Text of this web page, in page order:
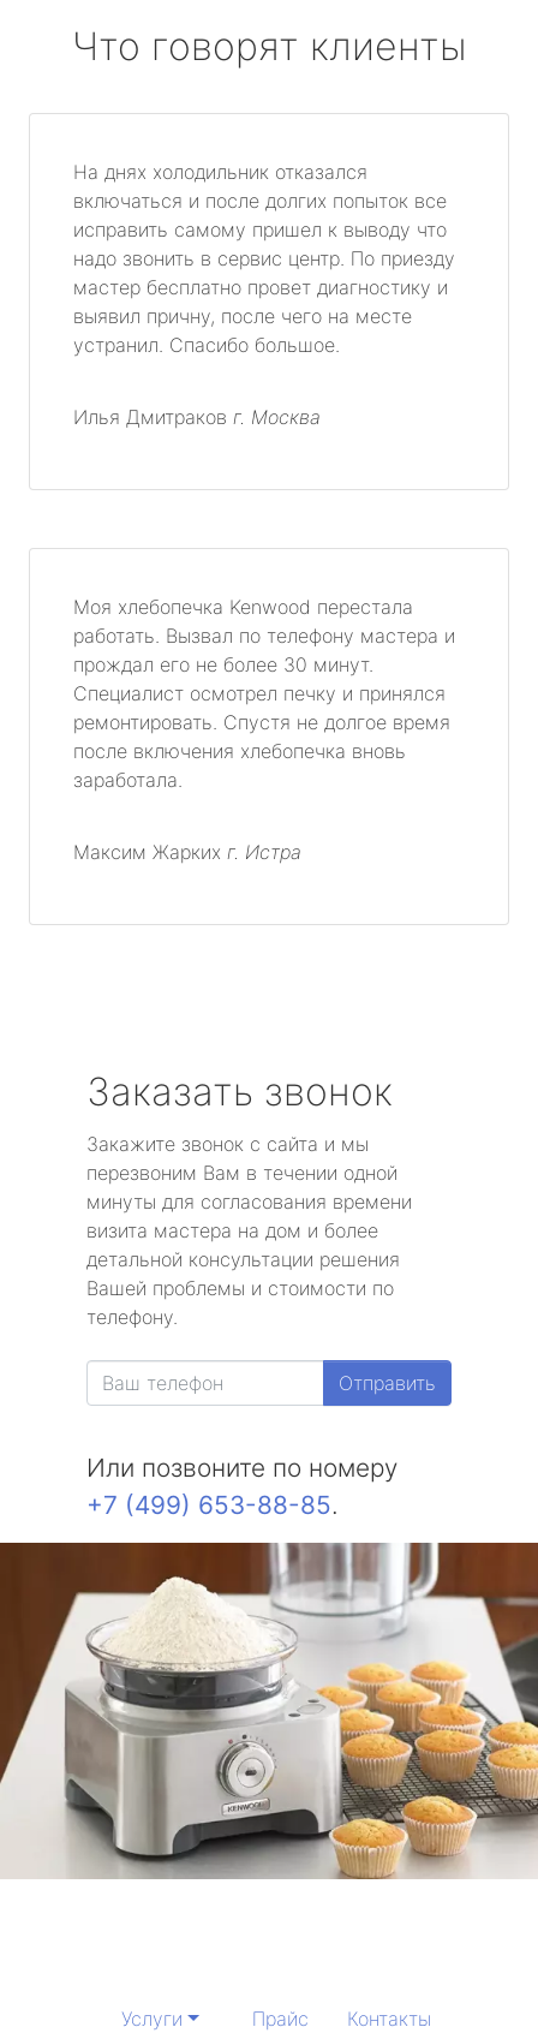
Что говорят клиенты
На днях холодильник отказался
включаться и после долгих попыток все
исправить самому пришел к выводу что
надо звонить в сервис центр. По приезду
мастер бесплатно провет диагностику и
выявил причну, после чего на месте
устранил. Спасибо большое.
Илья Дмитраков г. Москва
Моя хлебопечка Kenwood перестала
работать. Вызвал по телефону мастера и
прождал его не более 30 минут.
Специалист осмотрел печку и принялся
ремонтировать. Спустя не долгое время
после включения хлебопечка вновь
заработала.
Максим Жарких г. Истра
Заказать звонок
Закажите звонок с сайта и мы
перезвоним Вам в течении одной
минуты для согласования времени
визита мастера на дом и более
детальной консультации решения
Вашей проблемы и стоимости по
телефону.
Отправить
Или позвоните по номеру
+7 (499) 653-88-85.
Услуги Прайс Контакты